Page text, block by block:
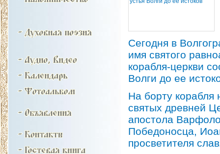
Сегодня в
имя святого
корабля-церкви
Волги до ее
На борту корабля
святых древней
апостола
Победоносца,
просветителя